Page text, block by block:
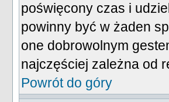
poświęcony czas i
powinny być w żaden
one dobrowolnym
najczęściej zależna od
Powrót do góry